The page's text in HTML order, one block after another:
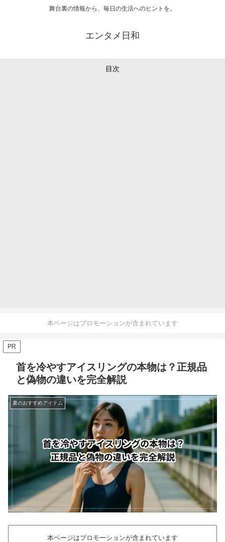
舞台裏の情報から、毎日の生活へのヒントを。
エンタメ日和
目次
本ページはプロモーションが含まれています
PR
首を冷やすアイスリングの本物は？正規品
と偽物の違いを完全解説
夏のおすすめアイテム
本ページはプロモーションが含まれています